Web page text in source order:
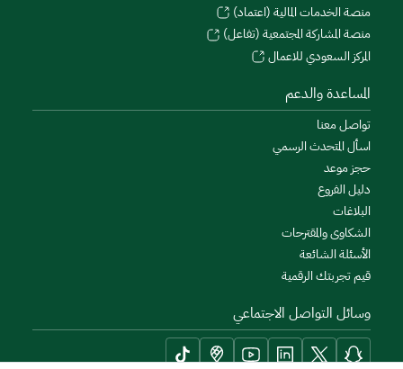
منصة الخدمات المالية (اعتماد)
منصة المشاركة المجتمعية (تفاعل)
المركز السعودي للاعمال
المساعدة والدعم
تواصل معنا
اسأل المتحدث الرسمي
حجز موعد
دليل الفروع
البلاغات
الشكاوى والمقترحات
الأسئلة الشائعة
قيم تجربتك الرقمية
وسائل التواصل الاجتماعي